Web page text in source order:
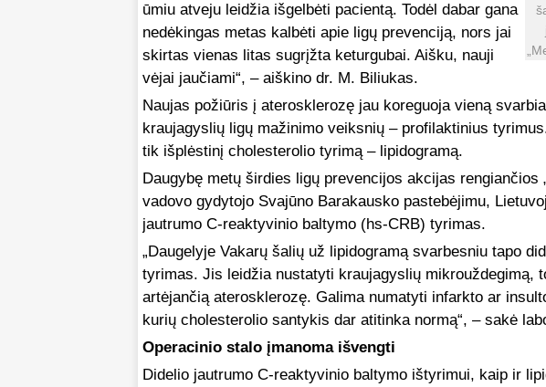
ūmiu atveju leidžia išgelbėti pacientą. Todėl dabar gana
nedėkingas metas kalbėti apie ligų prevenciją, nors jai
skirtas vienas litas sugrįžta keturgubai. Aišku, nauji
vėjai jaučiami“, – aiškino dr. M. Biliukas.
Naujas požiūris į aterosklerozę jau koreguoja vieną
kraujagyslių ligų mažinimo veiksnių – profilaktinius
tik išplėstinį cholesterolio tyrimą – lipidogramą.
Daugybę metų širdies ligų prevencijos akcijas rengiančios
vadovo gydytojo Svajūno Barakausko pastebėjimu,
jautrumo C-reaktyvinio baltymo (hs-CRB) tyrimas.
„Daugelyje Vakarų šalių už lipidogramą svarbesniu tapo
tyrimas. Jis leidžia nustatyti kraujagyslių mikrouždegimą,
artėjančią aterosklerozę. Galima numatyti infarkto ar
kurių cholesterolio santykis dar atitinka normą“, – sakė
Operacinio stalo įmanoma išvengti
Didelio jautrumo C-reaktyvinio baltymo ištyrimui, kaip ir